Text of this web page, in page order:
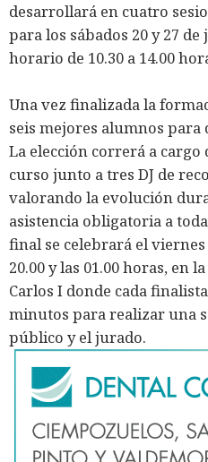
desarrollará en cuatro
para los sábados 20 y 27
horario de 10.30 a 14.00
Una vez finalizada la
seis mejores alumnos
La elección correrá a
curso junto a tres DJ de
valorando la evolución
asistencia obligatoria a
final se celebrará el
20.00 y las 01.00 horas, en
Carlos I donde cada
minutos para realizar una
público y el jurado.